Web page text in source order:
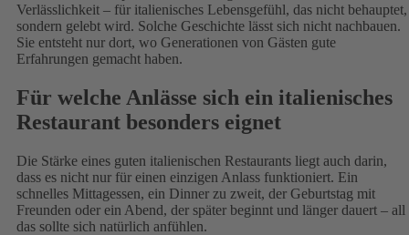
Verlässlichkeit – für italienisches Lebensgefühl, das nicht behauptet,
sondern gelebt wird. Solche Geschichte lässt sich nicht nachbauen.
Sie entsteht nur dort, wo Generationen von Gästen gute
Erfahrungen gemacht haben.
Für welche Anlässe sich ein italienisches
Restaurant besonders eignet
Die Stärke eines guten italienischen Restaurants liegt auch darin,
dass es nicht nur für einen einzigen Anlass funktioniert. Ein
schnelles Mittagessen, ein Dinner zu zweit, der Geburtstag mit
Freunden oder ein Abend, der später beginnt und länger dauert – all
das sollte sich natürlich anfühlen.